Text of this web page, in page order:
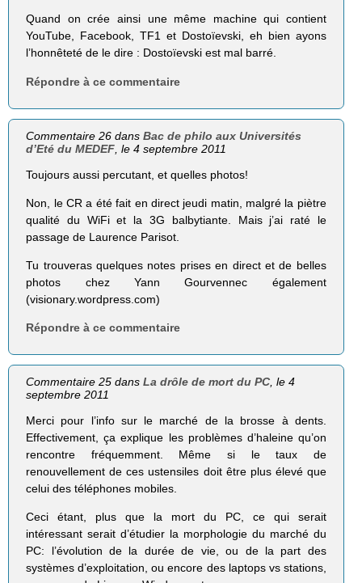
Quand on crée ainsi une même machine qui contient
YouTube, Facebook, TF1 et Dostoïevski, eh bien ayons
l’honnêteté de le dire : Dostoïevski est mal barré.
Répondre à ce commentaire
Commentaire 26 dansBac de philo aux Universités
d’Eté du MEDEF , le 4 septembre 2011
Toujours aussi percutant, et quelles photos!
Non, le CR a été fait en direct jeudi matin, malgré la piètre
qualité du WiFi et la 3G balbytiante. Mais j’ai raté le
passage de Laurence Parisot.
Tu trouveras quelques notes prises en direct et de belles
photos chez Yann Gourvennec également
(visionary.wordpress.com)
Répondre à ce commentaire
Commentaire 25 dansLa drôle de mort du PC , le 4
septembre 2011
Merci pour l’info sur le marché de la brosse à dents.
Effectivement, ça explique les problèmes d’haleine qu’on
rencontre fréquemment. Même si le taux de
renouvellement de ces ustensiles doit être plus élevé que
celui des téléphones mobiles.
Ceci étant, plus que la mort du PC, ce qui serait
intéressant serait d’étudier la morphologie du marché du
PC: l’évolution de la durée de vie, ou de la part des
systèmes d’exploitation, ou encore des laptops vs stations,